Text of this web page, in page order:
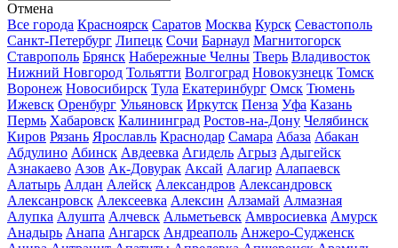
Отмена
Все города Красноярск Саратов Москва Курск Севастополь
Санкт-Петербург Липецк Сочи Барнаул Магнитогорск
Ставрополь Брянск Набережные Челны Тверь Владивосток
Нижний Новгород Тольятти Волгоград Новокузнецк Томск
Воронеж Новосибирск Тула Екатеринбург Омск Тюмень
Ижевск Оренбург Ульяновск Иркутск Пенза Уфа Казань
Пермь Хабаровск Калининград Ростов-на-Дону Челябинск
Киров Рязань Ярославль Краснодар Самара Абаза Абакан
Абдулино Абинск Авдеевка Агидель Агрыз Адыгейск
Азнакаево Азов Ак-Довурак Аксай Алагир Алапаевск
Алатырь Алдан Алейск Александров Александровск
Алексанровск Алексеевка Алексин Алзамай Алмазная
Алупка Алушта Алчевск Альметьевск Амвросиевка Амурск
Анадырь Анапа Ангарск Андреаполь Анжеро-Судженск